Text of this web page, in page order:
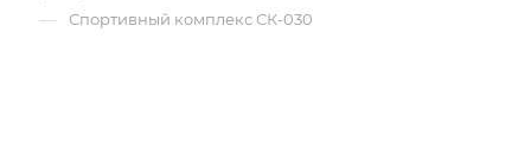
— Спортивный комплекс СК-030